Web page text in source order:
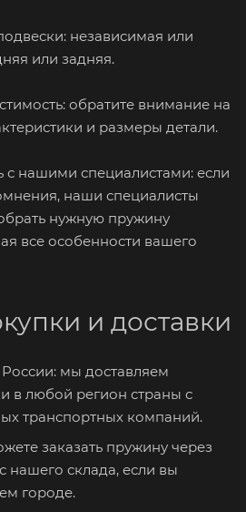
независимая или
или задняя.
обратите внимание на
и размеры детали.
с нашими специалистами: если
наши специалисты
нужную пружину
все особенности вашего
и доставки
мы доставляем
в любой регион страны с
транспортных компаний.
заказать пружину через
нашего склада, если вы
городе.